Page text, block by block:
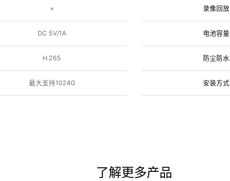
× 录像回放
DC 5V/1A 电池容量
H.265 防尘防水
最大支持1024G 安装方式
了解更多产品